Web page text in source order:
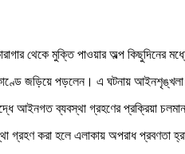
থেকে মুক্তি পাওয়ার অল্প কিছুদিনের
জড়িয়ে পড়লেন। এ ঘটনায়
আইনগত ব্যবস্থা গ্রহণের প্রক্রিয়া
গ্রহণ করা হলে এলাকায় অপরাধ প্রবণতা